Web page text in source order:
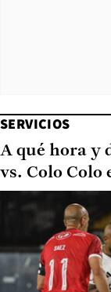
SERVICIOS
A qué hora y
vs. Colo